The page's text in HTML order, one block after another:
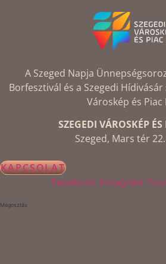
A Szeged Napja
Borfesztivál és a Szegedi
Városkép és Piac
SZEGEDI VÁROSKÉP
Szeged, Mars tér
KAPCSOLAT
Facebook Instagram
Megosztás